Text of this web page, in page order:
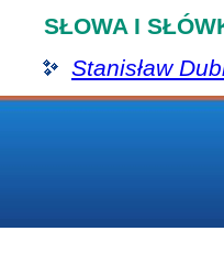
SŁOWA I
Stanisław